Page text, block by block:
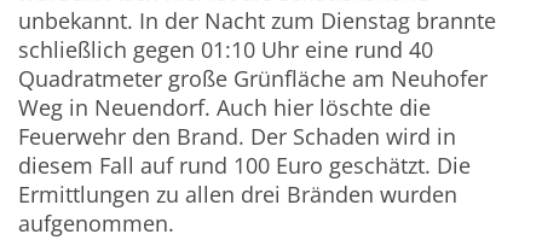
unbekannt. In der Nacht zum Dienstag brannte
schließlich gegen 01:10 Uhr eine rund 40
Quadratmeter große Grünfläche am Neuhofer
Weg in Neuendorf. Auch hier löschte die
Feuerwehr den Brand. Der Schaden wird in
diesem Fall auf rund 100 Euro geschätzt. Die
Ermittlungen zu allen drei Bränden wurden
aufgenommen.